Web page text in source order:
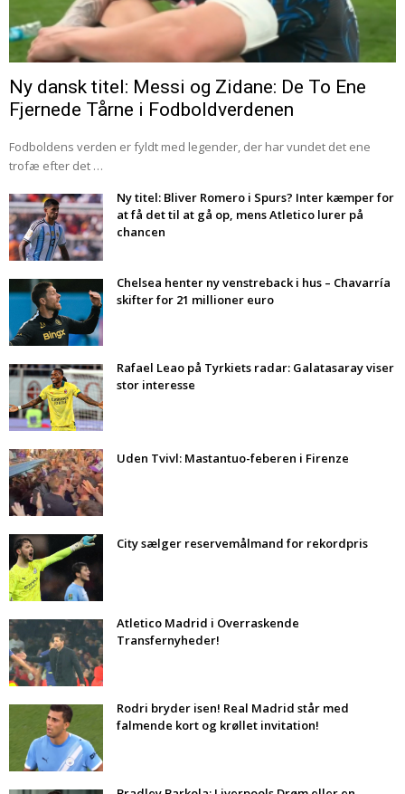
Ny dansk titel: Messi og Zidane: De To Ene
Fjernede Tårne i Fodboldverdenen
Fodboldens verden er fyldt med legender, der har vundet det ene
trofæ efter det …
Ny titel: Bliver Romero i Spurs? Inter kæmper for
at få det til at gå op, mens Atletico lurer på
chancen
Chelsea henter ny venstreback i hus – Chavarría
skifter for 21 millioner euro
Rafael Leao på Tyrkiets radar: Galatasaray viser
stor interesse
Uden Tvivl: Mastantuo-feberen i Firenze
City sælger reservemålmand for rekordpris
Atletico Madrid i Overraskende
Transfernyheder!
Rodri bryder isen! Real Madrid står med
falmende kort og krøllet invitation!